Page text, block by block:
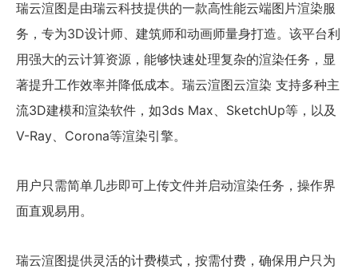
瑞云渲图是由瑞云科技提供的一款高性能云端图片渲染服
务，专为3D设计师、建筑师和动画师量身打造。该平台利
用强大的云计算资源，能够快速处理复杂的渲染任务，显
著提升工作效率并降低成本。瑞云渲图云渲染 支持多种主
流3D建模和渲染软件，如3ds Max、SketchUp等，以及
V-Ray、Corona等渲染引擎。
用户只需简单几步即可上传文件并启动渲染任务，操作界
面直观易用。
瑞云渲图提供灵活的计费模式，按需付费，确保用户只为